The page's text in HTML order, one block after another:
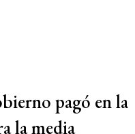
pagó en la
la media